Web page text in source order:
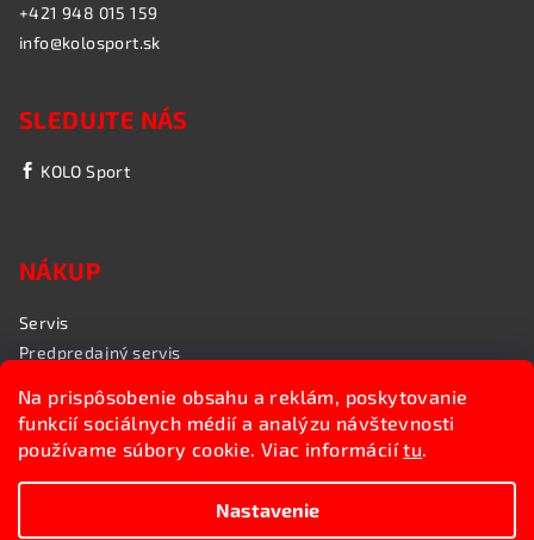
Na prispôsobenie obsahu a reklám, poskytovanie
funkcií sociálnych médií a analýzu návštevnosti
používame súbory cookie. Viac informáciítu.
Nastavenie
+421 948 015 159
info@kolosport.sk
SLEDUJTE NÁS
KOLO Sport
NÁKUP
Servis
Predpredajný servis
Rozvoz bicyklov
Poradenstvo